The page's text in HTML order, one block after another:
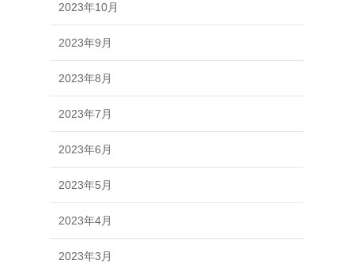
2023年10月
2023年9月
2023年8月
2023年7月
2023年6月
2023年5月
2023年4月
2023年3月